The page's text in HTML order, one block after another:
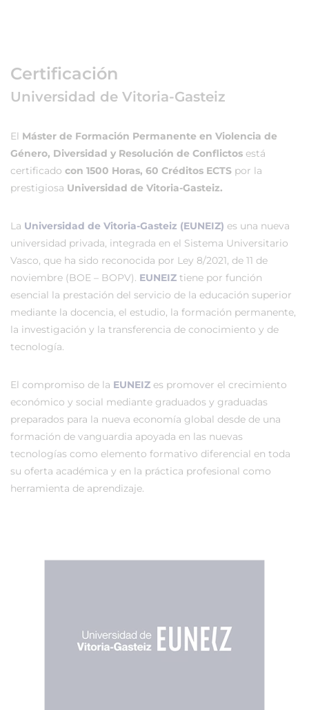
Certificación
Universidad de Vitoria-Gasteiz
El Máster de Formación Permanente en Violencia de
Género, Diversidad y Resolución de Conflictos está
certificado con 1500 Horas, 60 Créditos ECTS por la
prestigiosa Universidad de Vitoria-Gasteiz.
La Universidad de Vitoria-Gasteiz (EUNEIZ) es una nueva
universidad privada, integrada en el Sistema Universitario
Vasco, que ha sido reconocida por Ley 8/2021, de 11 de
noviembre (BOE – BOPV). EUNEIZ tiene por función
esencial la prestación del servicio de la educación superior
mediante la docencia, el estudio, la formación permanente,
la investigación y la transferencia de conocimiento y de
tecnología.
El compromiso de la EUNEIZ es promover el crecimiento
económico y social mediante graduados y graduadas
preparados para la nueva economía global desde de una
formación de vanguardia apoyada en las nuevas
tecnologías como elemento formativo diferencial en toda
su oferta académica y en la práctica profesional como
herramienta de aprendizaje.